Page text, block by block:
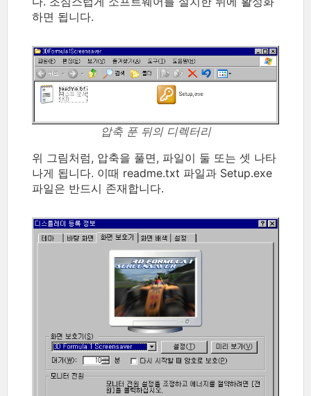
하면 됩니다.
압축 푼 뒤의 디렉터리
위 그림처럼, 압축을 풀면, 파일이 둘 또는 셋 나타
나게 됩니다. 이때 readme.txt 파일과 Setup.exe
파일은 반드시 존재합니다.